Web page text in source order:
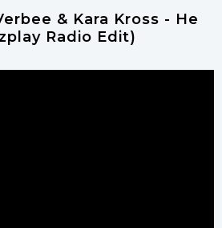
& Kara Kross - Не
Radio Edit)